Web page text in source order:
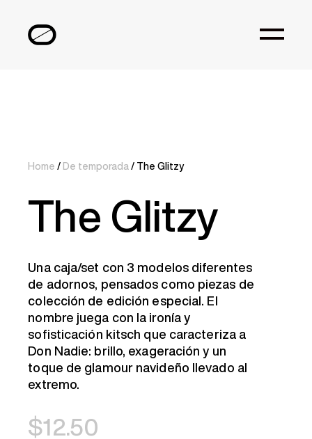
Home / De temporada / The Glitzy
The Glitzy
Una caja/set con 3 modelos diferentes
de adornos, pensados como piezas de
colección de edición especial. El
nombre juega con la ironía y
sofisticación kitsch que caracteriza a
Don Nadie: brillo, exageración y un
toque de glamour navideño llevado al
extremo.
$12.50